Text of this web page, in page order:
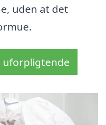
uden at det
uforpligtende